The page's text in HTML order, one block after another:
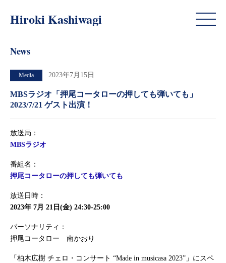
Hiroki Kashiwagi
News
Media 2023年7月15日
MBSラジオ「押尾コータローの押しても弾いても」
2023/7/21 ゲスト出演！
放送局：
MBSラジオ
番組名：
押尾コータローの押しても弾いても
放送日時：
2023年 7月 21日(金) 24:30-25:00
パーソナリティ：
押尾コータロー 南かおり
「柏木広樹 チェロ・コンサート “Made in musicasa 2023”」にスペ